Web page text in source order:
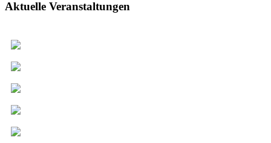
Aktuelle Veranstaltungen